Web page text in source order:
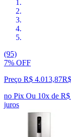
(95)
7% OFF
Preço R$ 4.013,87R$
no Pix Ou 10x de
juros